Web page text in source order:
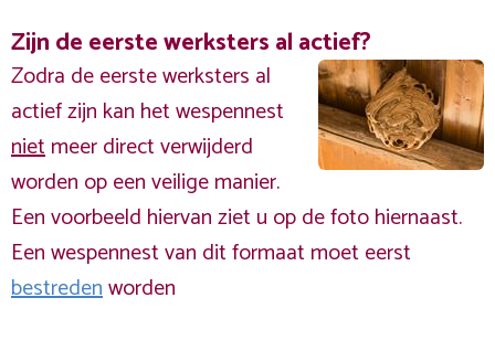
Zijn de eerste werksters al actief?
Zodra de eerste werksters al
actief zijn kan het wespennest
nietmeer direct verwijderd
worden op een veilige manier.
Een voorbeeld hiervan ziet u op de foto hiernaast.
Een wespennest van dit formaat moet eerst
bestredenworden